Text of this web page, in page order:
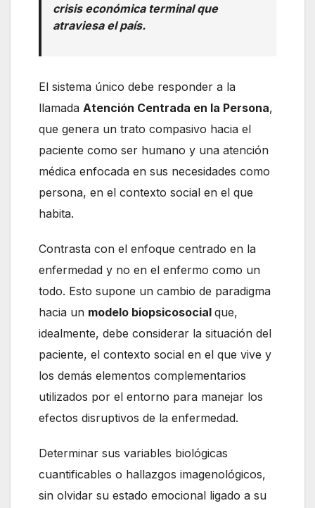
crisis económica terminal que
atraviesa el país.
El sistema único debe responder a la
llamada Atención Centrada en la Persona,
que genera un trato compasivo hacia el
paciente como ser humano y una atención
médica enfocada en sus necesidades como
persona, en el contexto social en el que
habita.
Contrasta con el enfoque centrado en la
enfermedad y no en el enfermo como un
todo. Esto supone un cambio de paradigma
hacia un modelo biopsicosocial que,
idealmente, debe considerar la situación del
paciente, el contexto social en el que vive y
los demás elementos complementarios
utilizados por el entorno para manejar los
efectos disruptivos de la enfermedad.
Determinar sus variables biológicas
cuantificables o hallazgos imagenológicos,
sin olvidar su estado emocional ligado a su